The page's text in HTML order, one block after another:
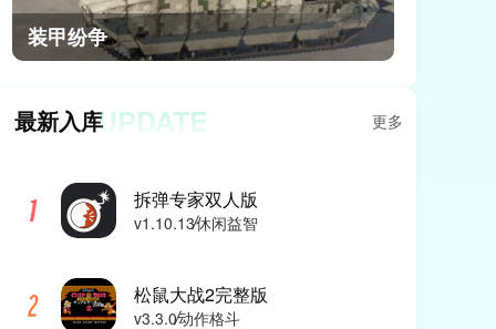
装甲纷争
最新入库UPDATE 更多
拆弹专家双人版
v1.10.13休闲益智
松鼠大战2完整版
v3.3.0动作格斗